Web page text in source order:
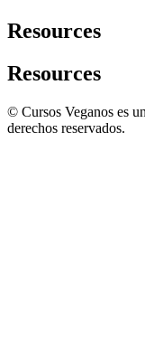
Resources
Resources
© Cursos Veganos es
derechos reservados.